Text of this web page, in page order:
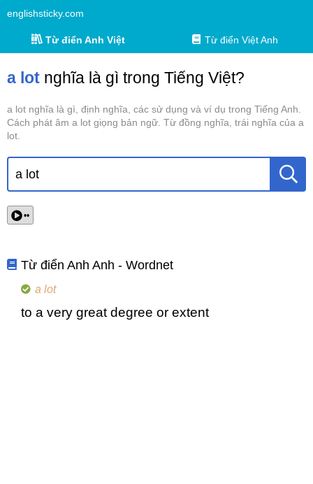
englishsticky.com
Từ điển Anh Việt Từ điển Việt Anh
a lot nghĩa là gì trong Tiếng Việt?
a lot nghĩa là gì, định nghĩa, các sử dụng và ví dụ trong Tiếng Anh.
Cách phát âm a lot giọng bản ngữ. Từ đồng nghĩa, trái nghĩa của a
lot.
••
Từ điển Anh Anh - Wordnet
a lot
to a very great degree or extent